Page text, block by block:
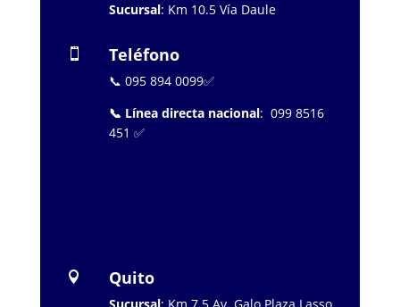
Sucursal: Km 10.5 Vía Daule
 Teléfono
📞 095 894 0099✅
📞 Línea directa nacional: 099 8516
451 ✅
 Quito